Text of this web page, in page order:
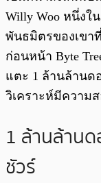
Willy Woo หนึ่งใ
พันธมิตรของเขา
ก่อนหน้า Byte
แตะ 1 ล้านล้านด
วิเคราะห์มีความ
1 ล้านล้าน
ชัวร์